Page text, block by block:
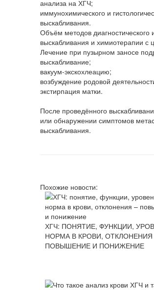
анализа на ХГЧ;
иммунохимического и
выскабливания.
Объём методов диагностического
выскабливания и химиотерапии с
Лечение при пузырном заносе
выскабливание;
вакуум-экскохлеацию;
возбуждение родовой
экстирпация матки.
После проведённого
или обнаружении симптомов
выскабливания.
Похожие новости:
ХГЧ: ПОНЯТИЕ, ФУНКЦИИ,
НОРМА В КРОВИ, ОТКЛОНЕНИЯ
ПОВЫШЕНИЕ И ПОНИЖЕНИЕ